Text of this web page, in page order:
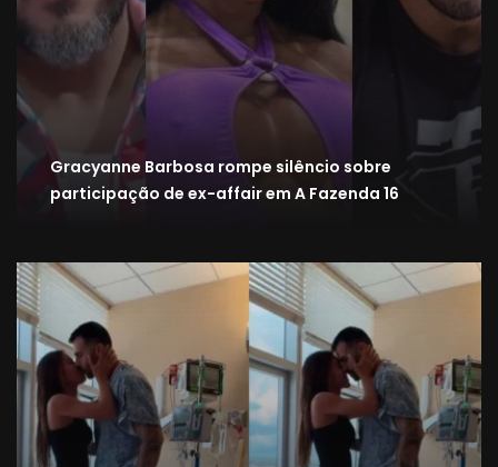
Gracyanne Barbosa rompe silêncio sobre
participação de ex-affair em A Fazenda 16